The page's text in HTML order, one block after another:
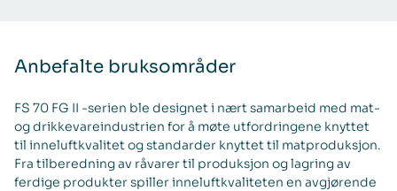
Anbefalte bruksområder
FS 70 FG II -serien ble designet i nært samarbeid med mat-
og drikkevareindustrien for å møte utfordringene knyttet
til inneluftkvalitet og standarder knyttet til matproduksjon.
Fra tilberedning av råvarer til produksjon og lagring av
ferdige produkter spiller inneluftkvaliteten en avgjørende